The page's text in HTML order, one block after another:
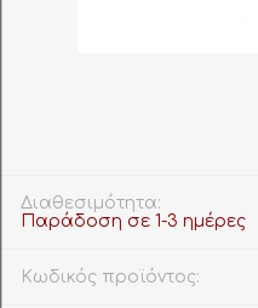
Διαθεσιμότητα:
Παράδοση σε 1-3 ημέρες
Κωδικός προϊόντος: